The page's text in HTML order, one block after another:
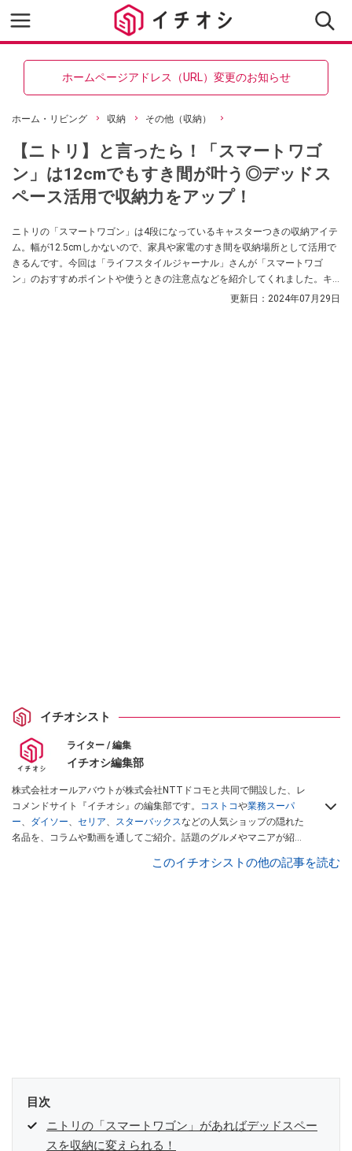
ホームページアドレス（URL）変更のお知らせ
ホーム・リビング 収納 その他（収納）
【ニトリ】と言ったら！「スマートワゴ
ン」は12cmでもすき間が叶う◎デッドス
ペース活用で収納力をアップ！
ニトリの「スマートワゴン」は4段になっているキャスターつきの収納アイテ
ム。幅が12.5cmしかないので、家具や家電のすき間を収納場所として活用で
きるんです。今回は「ライフスタイルジャーナル」さんが「スマートワゴ
ン」のおすすめポイントや使うときの注意点などを紹介してくれました。キ
ッチンの収納場所にお困りの方はぜひ参考にしてみてくださいね。
更新日： 2024年07月29日
イチオシスト
ライター / 編集
イチオシ編集部
株式会社オールアバウトが株式会社NTTドコモと共同で開設した、レ
コメンドサイト『イチオシ』の編集部です。 コストコや業務スーパ
ー、 ダイソー、 セリア、 スターバックスなどの人気ショップの隠れた
名品を、コラムや動画を通してご紹介。話題のグルメやマニアが紹介
インフルエンサーが実際に使用してレビューしています。毎日トレン
このイチオシストの他の記事を読む
目次
ニトリの「スマートワゴン」があればデッドスペー
スを収納に変えられる！